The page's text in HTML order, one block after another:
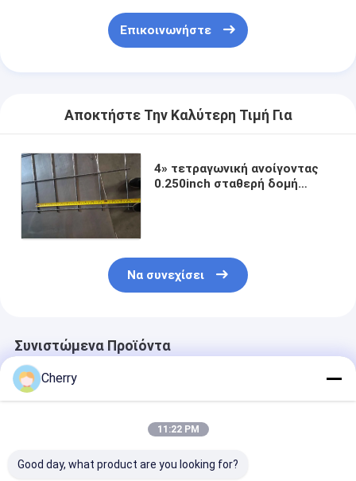
Επικοινωνήστε
Αποκτήστε Την Καλύτερη Τιμή Για
4» τετραγωνική ανοίγοντας
0.250inch σταθερή δομή
Να συνεχίσει
Συνιστώμενα Προϊόντα
Cherry
11:22 PM
Good day, what product are you looking for?